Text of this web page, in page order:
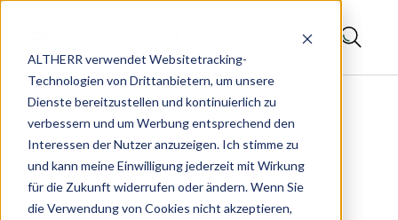
ALTHERR verwendet Websitetracking-
Technologien von Drittanbietern, um unsere
Dienste bereitzustellen und kontinuierlich zu
verbessern und um Werbung entsprechend den
Interessen der Nutzer anzuzeigen. Ich stimme zu
und kann meine Einwilligung jederzeit mit Wirkung
für die Zukunft widerrufen oder ändern. Wenn Sie
die Verwendung von Cookies nicht akzeptieren,